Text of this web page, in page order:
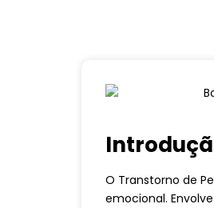
O Transtorno de
emocional. Envolve